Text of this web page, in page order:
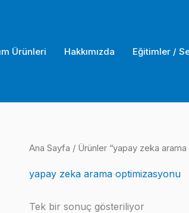
Ürünleri Hakkımızda Eğitimler /
Ana Sayfa / Ürünler “yapay zeka
yapay zeka arama optimizasyonu
Tek bir sonuç gösteriliyor